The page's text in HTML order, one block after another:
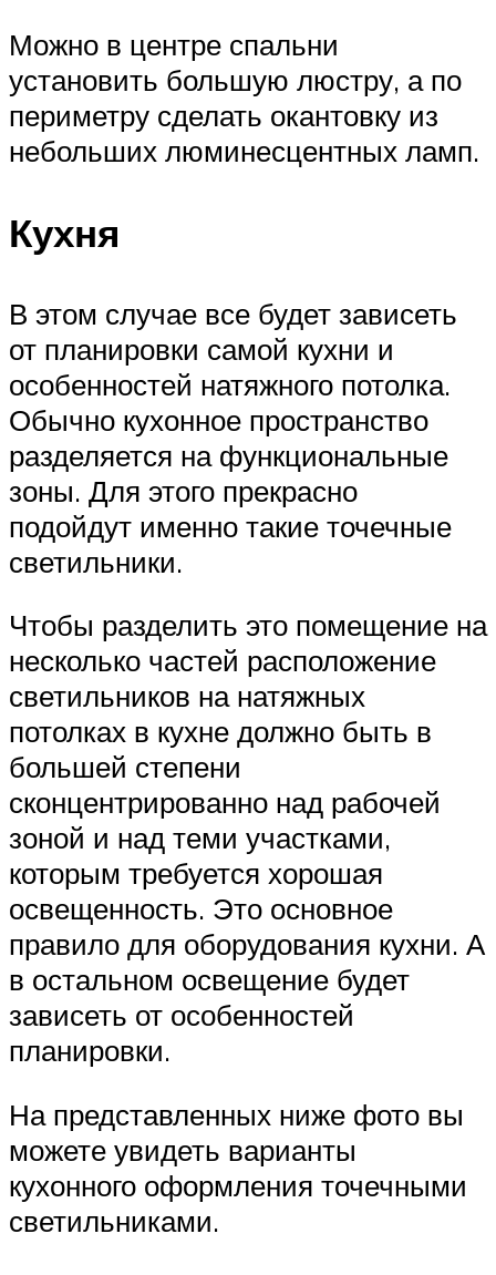
Можно в центре спальни
установить большую люстру, а по
периметру сделать окантовку из
небольших люминесцентных ламп.
Кухня
В этом случае все будет зависеть
от планировки самой кухни и
особенностей натяжного потолка.
Обычно кухонное пространство
разделяется на функциональные
зоны. Для этого прекрасно
подойдут именно такие точечные
светильники.
Чтобы разделить это помещение на
несколько частей расположение
светильников на натяжных
потолках в кухне должно быть в
большей степени
сконцентрированно над рабочей
зоной и над теми участками,
которым требуется хорошая
освещенность. Это основное
правило для оборудования кухни. А
в остальном освещение будет
зависеть от особенностей
планировки.
На представленных ниже фото вы
можете увидеть варианты
кухонного оформления точечными
светильниками.